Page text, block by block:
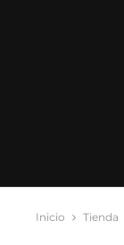
Inicio Tienda